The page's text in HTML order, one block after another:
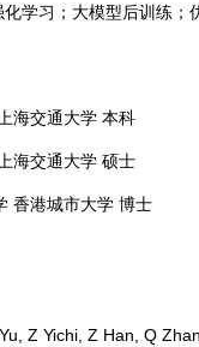
学习；大模型后训练；
海交通大学 本科
海交通大学 硕士
香港城市大学 博士
Z Yichi, Z Han, Q